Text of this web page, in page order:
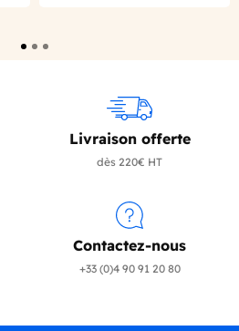
Livraison offerte
dès 220€ HT
Contactez-nous
+33 (0)4 90 91 20 80